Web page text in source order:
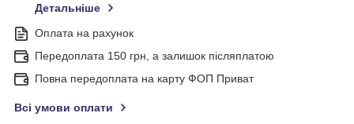
Детальніше
Оплата на рахунок
Передоплата 150 грн, а залишок післяплатою
Повна передоплата на карту ФОП Приват
Всі умови оплати